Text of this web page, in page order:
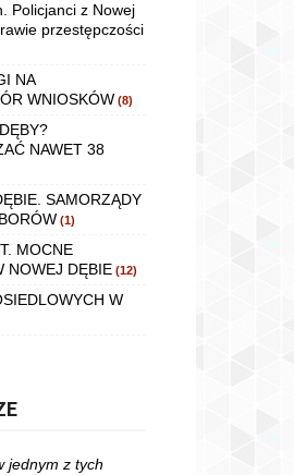
Policjanci z Nowej
przestępczości
NA
WNIOSKÓW (8)
NAWET 38
SAMORZĄDY
(1)
MOCNE
NOWEJ DĘBIE (12)
W
jednym z tych